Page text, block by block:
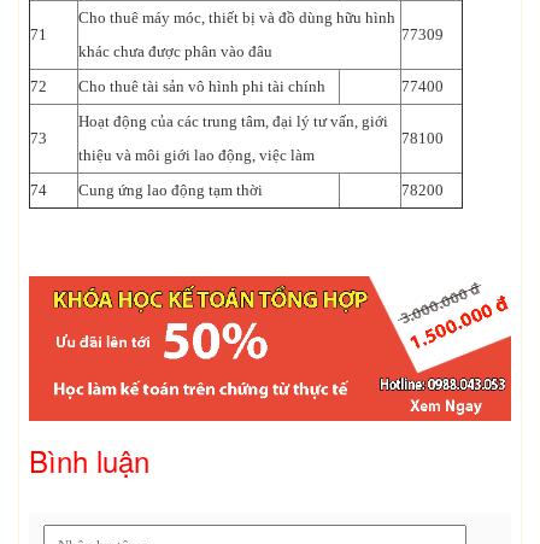
71
Cho thuê máy móc, thiết bị và đồ dùng hữu hình
khác chưa được phân vào đâu
77309
72 Cho thuê tài sản vô hình phi tài chính 77400
73
Hoạt động của các trung tâm, đại lý tư vấn, giới
thiệu và môi giới lao động, việc làm
78100
74 Cung ứng lao động tạm thời 78200
Bình luận